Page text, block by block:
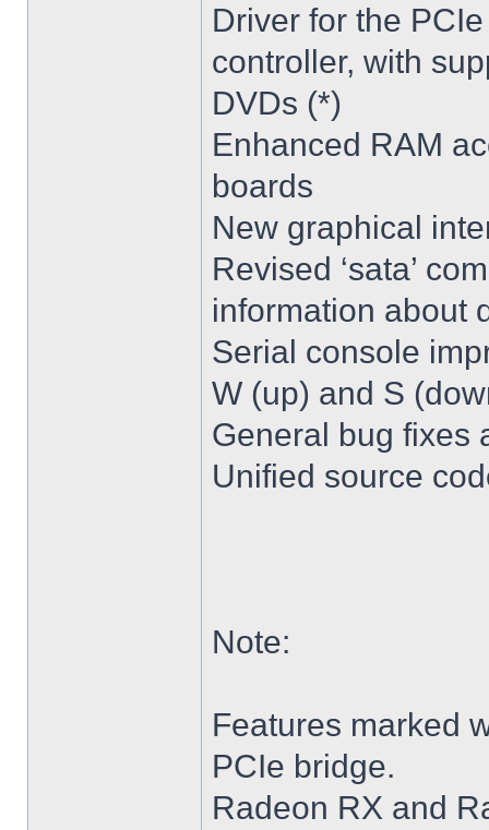
Driver for the
controller, with
DVDs (*)
Enhanced RAM
boards
New graphical
Revised ‘sata’
information about
Serial console
W (up) and S
General bug fixes
Unified source
Note:
Features marked
PCIe bridge.
Radeon RX and